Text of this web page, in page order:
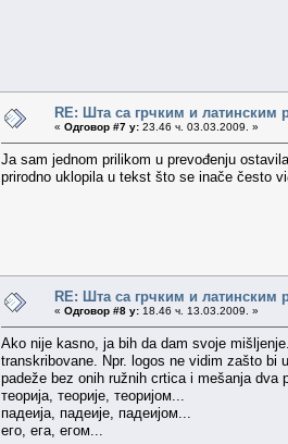
RE: Шта са грчким и латинским
« Одговор #7 у: 23.46 ч. 03.03.2009. »
Ja sam jednom prilikom u prevođenju
prirodno uklopila u tekst što se inače često
RE: Шта са грчким и латинским
« Одговор #8 у: 18.46 ч. 13.03.2009. »
Ako nije kasno, ja bih da dam svoje
transkribovane. Npr. logos ne vidim zašto
padeže bez onih ružnih crtica i mešanja dva
теорија, теорије, теоријом...
падеија, падеије, падеијом...
его, ега, егом...